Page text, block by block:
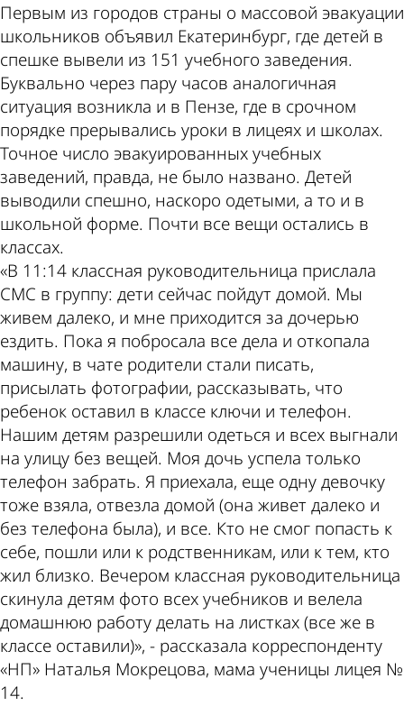
Первым из городов страны о массовой эвакуации
школьников объявил Екатеринбург, где детей в
спешке вывели из 151 учебного заведения.
Буквально через пару часов аналогичная
ситуация возникла и в Пензе, где в срочном
порядке прерывались уроки в лицеях и школах.
Точное число эвакуированных учебных
заведений, правда, не было названо. Детей
выводили спешно, наскоро одетыми, а то и в
школьной форме. Почти все вещи остались в
классах.
«В 11:14 классная руководительница прислала
СМС в группу: дети сейчас пойдут домой. Мы
живем далеко, и мне приходится за дочерью
ездить. Пока я побросала все дела и откопала
машину, в чате родители стали писать,
присылать фотографии, рассказывать, что
ребенок оставил в классе ключи и телефон.
Нашим детям разрешили одеться и всех выгнали
на улицу без вещей. Моя дочь успела только
телефон забрать. Я приехала, еще одну девочку
тоже взяла, отвезла домой (она живет далеко и
без телефона была), и все. Кто не смог попасть к
себе, пошли или к родственникам, или к тем, кто
жил близко. Вечером классная руководительница
скинула детям фото всех учебников и велела
домашнюю работу делать на листках (все же в
классе оставили)», - рассказала корреспонденту
«НП» Наталья Мокрецова, мама ученицы лицея №
14.